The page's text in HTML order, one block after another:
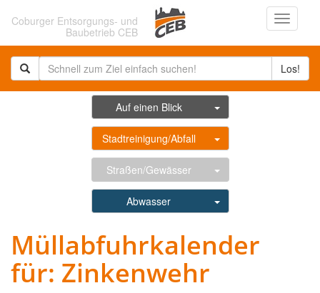
Coburger Entsorgungs- und
Baubetrieb CEB
ein-/
Los!
Auf einen Blick
Stadtreinigung/Abfall
Straßen/Gewässer
Abwasser
Müllabfuhrkalender
für: Zinkenwehr